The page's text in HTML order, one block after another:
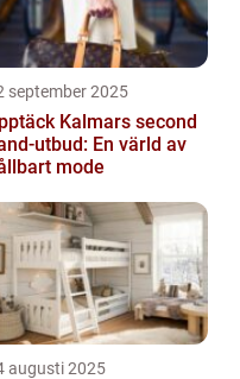
september 2025
Kalmars second
utbud: En värld av
mode
augusti 2025